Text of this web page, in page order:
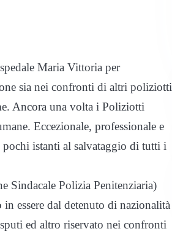
Maria Vittoria per
sia nei confronti di altri poliziotti
Ancora una volta i Poliziotti
Eccezionale, professionale e
istanti al salvataggio di tutti i
Sindacale Polizia Penitenziaria)
essere dal detenuto di nazionalità
ed altro riservato nei confronti